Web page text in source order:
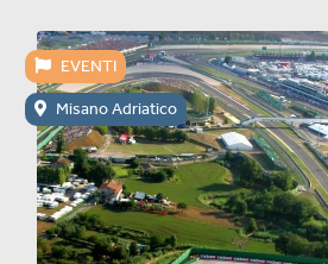
EVENTI
Misano Adriatico